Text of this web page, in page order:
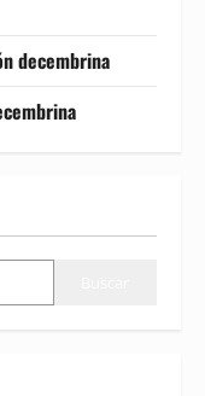
decembrina